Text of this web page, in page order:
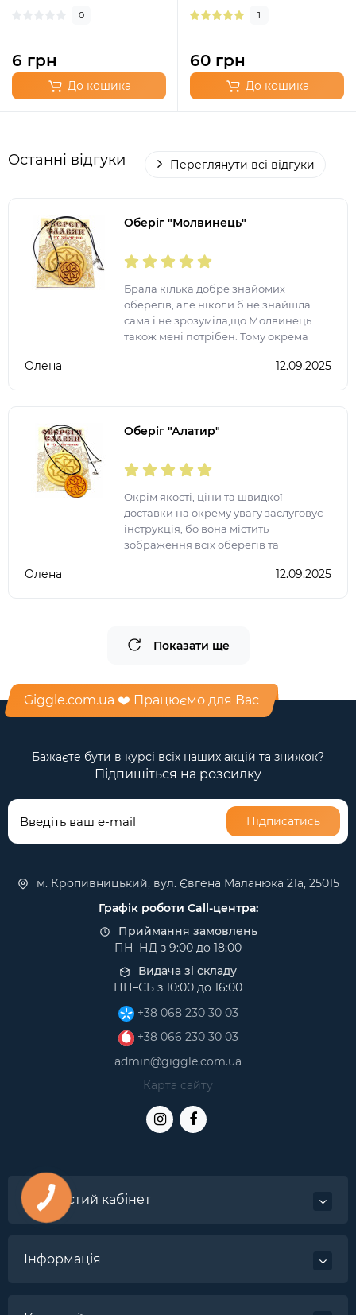
0
6 грн
До кошика
1
60 грн
До кошика
Останні відгуки Переглянути всі відгуки
Оберіг "Молвинець"
Брала кілька добре знайомих
оберегів, але ніколи б не знайшла
сама і не зрозуміла,що Молвинець
також мені потрібен. Тому окрема
Олена 12.09.2025
Оберіг "Алатир"
Окрім якості, ціни та швидкої
доставки на окрему увагу заслуговує
інструкція, бо вона містить
зображення всіх оберегів та
тепер шукати дану інформацію в
Олена 12.09.2025
Показати ще
Giggle.com.ua ❤️ Працюємо для Вас
Бажаєте бути в курсі всіх наших акцій та знижок?
Підпишіться на розсилку
Підписатись
м. Кропивницький, вул. Євгена Маланюка 21а, 25015
Графік роботи Call-центра:
Приймання замовлень
ПН–НД з 9:00 до 18:00
Видача зі складу
ПН–СБ з 10:00 до 16:00
+38 068 230 30 03
+38 066 230 30 03
admin@giggle.com.ua
Карта сайту
Особистий кабінет
Інформація